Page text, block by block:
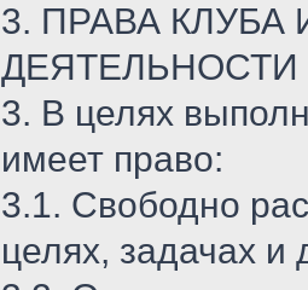
3. ПРАВА
ДЕЯТЕЛЬНОСТИ
3. В целях
имеет право:
3.1. Свободно
целях, задачах и